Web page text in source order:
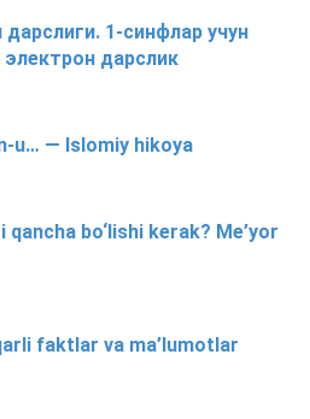
1-синфлар учун
дарслик
u… — Islomiy hikoya
bo‘lishi kerak? Me’yor
faktlar va ma’lumotlar